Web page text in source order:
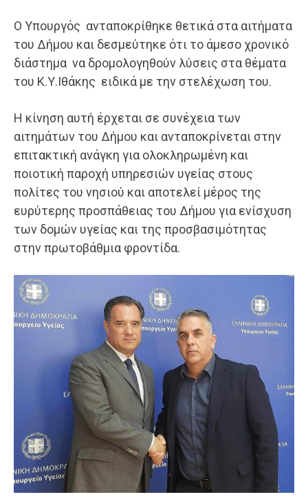
Ο Υπουργός ανταποκρίθηκε θετικά στα αιτήματα
του Δήμου και δεσμεύτηκε ότι το άμεσο χρονικό
διάστημα να δρομολογηθούν λύσεις στα θέματα
του Κ.Υ.Ιθάκης ειδικά με την στελέχωση του.
Η κίνηση αυτή έρχεται σε συνέχεια των
αιτημάτων του Δήμου και ανταποκρίνεται στην
επιτακτική ανάγκη για ολοκληρωμένη και
ποιοτική παροχή υπηρεσιών υγείας στους
πολίτες του νησιού και αποτελεί μέρος της
ευρύτερης προσπάθειας του Δήμου για ενίσχυση
των δομών υγείας και της προσβασιμότητας
στην πρωτοβάθμια φροντίδα.